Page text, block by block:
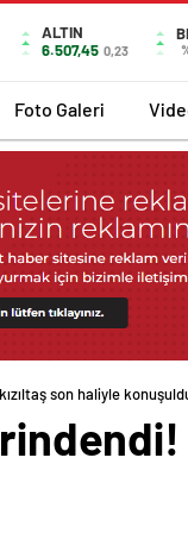
ALTIN
6.507,45 0,23
Foto Galeri
son haliyle